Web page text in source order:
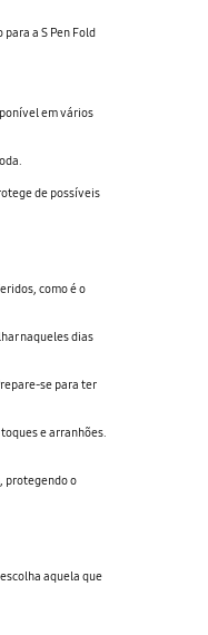
a S Pen Fold
em vários
de possíveis
como é o
naqueles dias
se para ter
e arranhões.
protegendo o
aquela que